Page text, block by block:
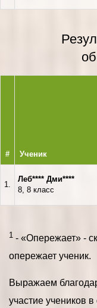
# Ученик
1.
Леб**** Дми****
8, 8 класс
1 - «Опережает» -
опережает ученик.
Выражаем
участие учеников